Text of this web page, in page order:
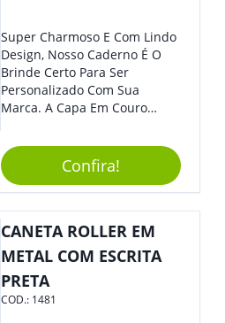
Super Charmoso E Com Lindo
Design, Nosso Caderno É O
Brinde Certo Para Ser
Personalizado Com Sua
Marca. A Capa Em Couro
Elástico Permite Maior
Segurança Ao Carregá-Lo.
Ofereça A Seus Clientes E
Colaboradores, Sem Dúvidas
Eles Irão Adorar.
Confira!
CANETA ROLLER EM
METAL COM ESCRITA
PRETA
COD.: 1481